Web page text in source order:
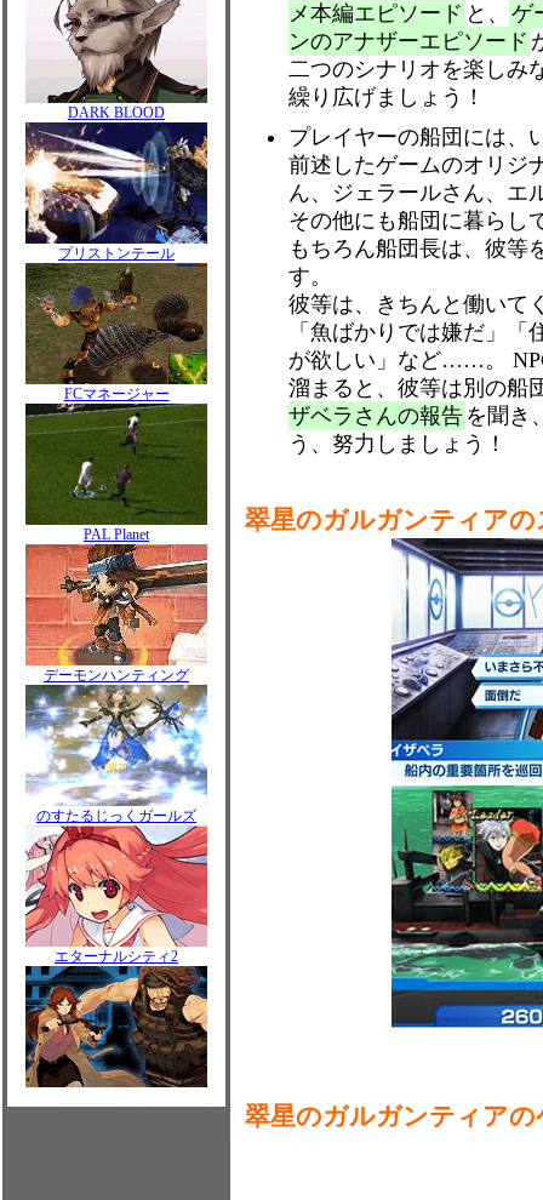
DARK BLOOD
プリストンテール
FCマネージャー
PAL Planet
デーモンハンティング
のすたるじっくガールズ
エターナルシティ2
メ本編エピソード と、 ゲ
ンのアナザーエピソード
二つのシナリオを楽しみ
繰り広げましょう！
プレイヤーの船団には、
前述したゲームのオリジ
ん、ジェラールさん、
その他にも船団に暮らし
もちろん船団長は、彼等
す。
彼等は、きちんと働いて
「魚ばかりでは嫌だ」
が欲しい」など……。
溜まると、彼等は別の船
ザベラさんの報告 を聞き
う、努力しましょう！
翠星のガルガンティア
翠星のガルガンティアの